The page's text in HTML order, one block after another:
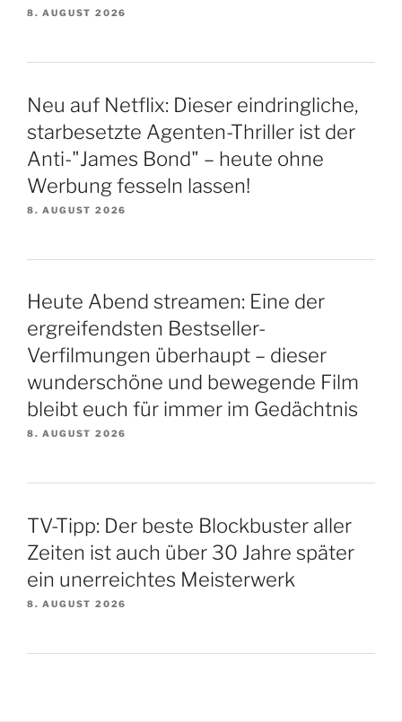
8. AUGUST 2026
Neu auf Netflix: Dieser eindringliche,
starbesetzte Agenten-Thriller ist der
Anti-"James Bond" – heute ohne
Werbung fesseln lassen!
8. AUGUST 2026
Heute Abend streamen: Eine der
ergreifendsten Bestseller-
Verfilmungen überhaupt – dieser
wunderschöne und bewegende Film
bleibt euch für immer im Gedächtnis
8. AUGUST 2026
TV-Tipp: Der beste Blockbuster aller
Zeiten ist auch über 30 Jahre später
ein unerreichtes Meisterwerk
8. AUGUST 2026